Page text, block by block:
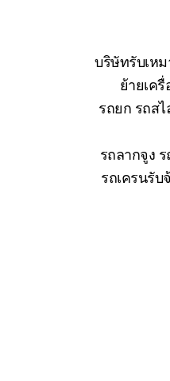
บริษัทรับเห
ย้ายเค
รถยก รถส
รถลากจูง
รถเครนรับ